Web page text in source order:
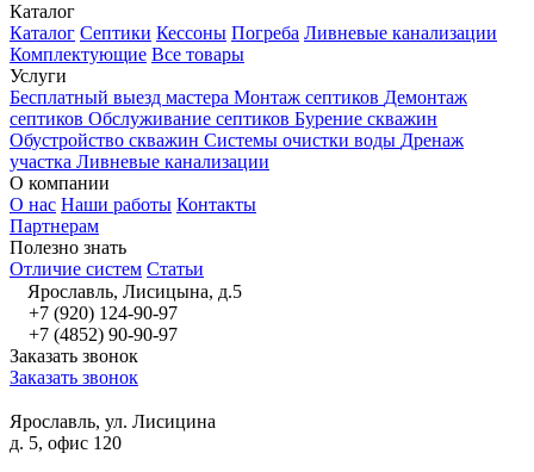
Каталог
Каталог Септики Кессоны Погреба Ливневые канализации
Комплектующие Все товары
Услуги
Бесплатный выезд мастера Монтаж септиков Демонтаж
септиков Обслуживание септиков Бурение скважин
Обустройство скважин Системы очистки воды Дренаж
участка Ливневые канализации
О компании
О нас Наши работы Контакты
Партнерам
Полезно знать
Отличие систем Статьи
Ярославль, Лисицына, д.5
+7 (920) 124-90-97
+7 (4852) 90-90-97
Заказать звонок
Заказать звонок
Ярославль, ул. Лисицина
д. 5, офис 120